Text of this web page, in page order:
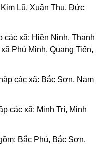
Lũ, Xuân Thu, Đức
các xã: Hiền Ninh, Thanh
Phú Minh, Quang Tiến,
các xã: Bắc Sơn, Nam
các xã: Minh Trí, Minh
Bắc Phú, Bắc Sơn,